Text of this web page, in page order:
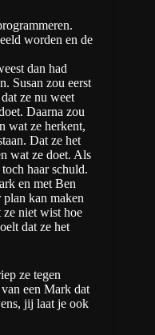
worden en de
dan had
Susan zou eerst
ze nu weet
Daarna zou
wat ze herkent,
Dat ze het
wat ze doet. Als
haar schuld.
en met Ben
plan kan maken
ze niet wist hoe
dat ze het
ze tegen
een Mark dat
jij laat je ook